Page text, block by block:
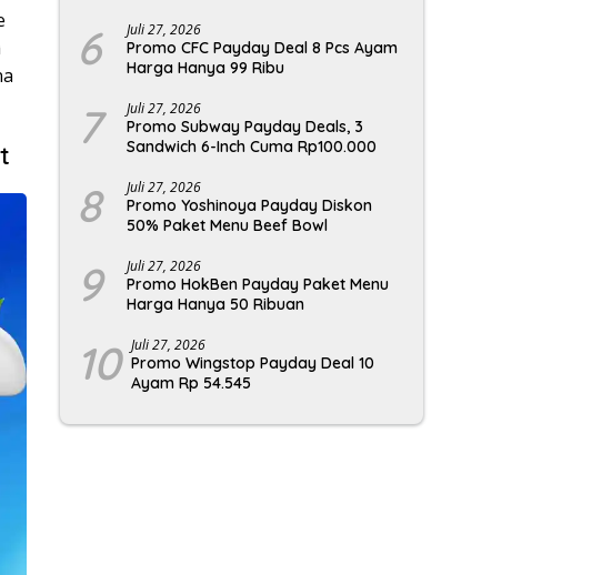
6 Juli 27, 2026
Promo CFC Payday Deal 8 Pcs Ayam
Harga Hanya 99 Ribu
7 Juli 27, 2026
Promo Subway Payday Deals, 3
Sandwich 6-Inch Cuma Rp100.000
8 Juli 27, 2026
Promo Yoshinoya Payday Diskon
50% Paket Menu Beef Bowl
9 Juli 27, 2026
Promo HokBen Payday Paket Menu
Harga Hanya 50 Ribuan
10 Juli 27, 2026
Promo Wingstop Payday Deal 10
Ayam Rp 54.545